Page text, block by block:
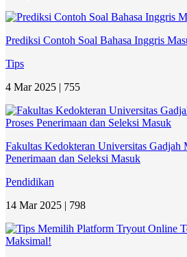
Prediksi Contoh Soal Bahasa Inggris
Tips
4 Mar 2025 | 755
Fakultas Kedokteran Universitas Gadjah
Penerimaan dan Seleksi Masuk
Pendidikan
14 Mar 2025 | 798